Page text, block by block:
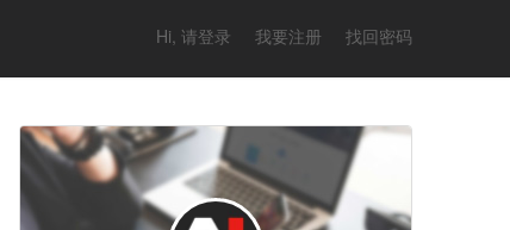
Hi, 请登录 我要注册 找回密码